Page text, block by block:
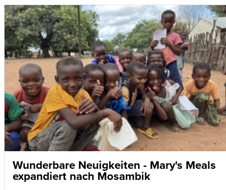
Wunderbare Neuigkeiten - Mary's Meals
expandiert nach Mosambik